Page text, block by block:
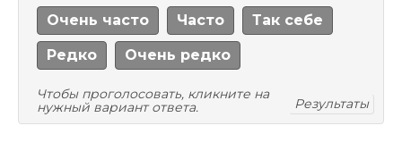
Очень часто Часто Так себе
Редко Очень редко
Чтобы проголосовать, кликните на
нужный вариант ответа.
Результаты